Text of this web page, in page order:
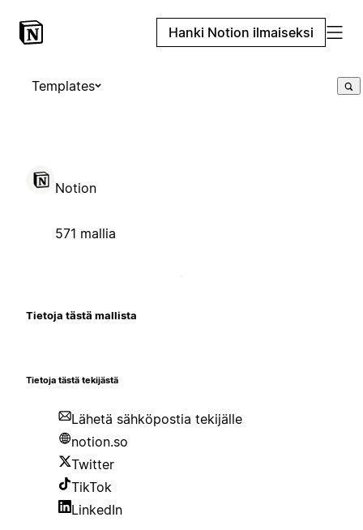
Hanki Notion ilmaiseksi
Templates
Notion
571 mallia
Tietoja tästä mallista
Tietoja tästä tekijästä
Lähetä sähköpostia tekijälle
notion.so
Twitter
TikTok
LinkedIn